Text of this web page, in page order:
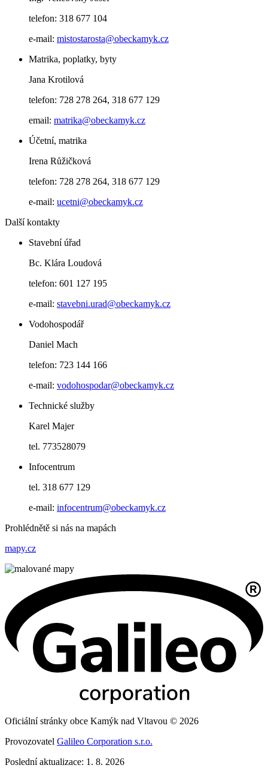
telefon: 318 677 104
e-mail: mistostarosta@obeckamyk.cz
Matrika, poplatky, byty
Jana Krotilová
telefon: 728 278 264, 318 677 129
email: matrika@obeckamyk.cz
Účetní, matrika
Irena Růžičková
telefon: 728 278 264, 318 677 129
e-mail: ucetni@obeckamyk.cz
Další kontakty
Stavební úřad
Bc. Klára Loudová
telefon: 601 127 195
e-mail: stavebni.urad@obeckamyk.cz
Vodohospodář
Daniel Mach
telefon: 723 144 166
e-mail: vodohospodar@obeckamyk.cz
Technické služby
Karel Majer
tel. 773528079
Infocentrum
tel. 318 677 129
e-mail: infocentrum@obeckamyk.cz
Prohlédnětě si nás na mapách
mapy.cz
Oficiální stránky obce Kamýk nad Vltavou © 2026
Provozovatel Galileo Corporation s.r.o.
Poslední aktualizace: 1. 8. 2026